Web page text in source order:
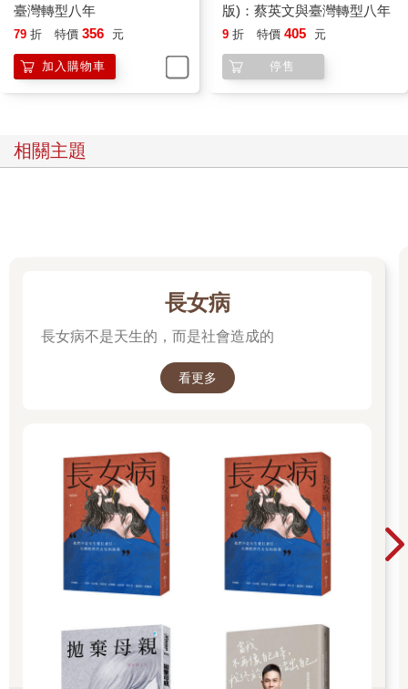
臺灣轉型八年
79 折 特價 356 元
加入購物車
版)：蔡英文與臺灣轉型八年
9 折 特價 405 元
停售
相關主題
長女病
長女病不是天生的，而是社會造成的
看更多